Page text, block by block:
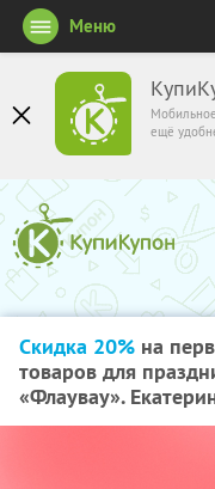
ещё
Меню
Скидка 20% на
товаров для
«Флаувау».